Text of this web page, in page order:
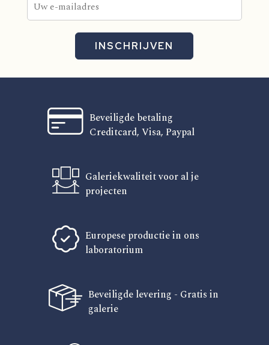
INSCHRIJVEN
Beveiligde betaling
Creditcard, Visa, Paypal
Galeriekwaliteit voor al je
projecten
Europese productie in ons
laboratorium
Beveiligde levering - Gratis in
galerie